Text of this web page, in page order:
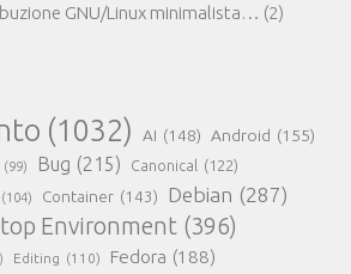
GNU/Linux minimalista… (2)
(1032) AI (148) Android (155)
(99) Bug (215) Canonical (122)
(104) Container (143) Debian (287)
Environment (396)
Editing (110) Fedora (188)